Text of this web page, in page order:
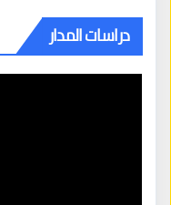
دراسات المدار